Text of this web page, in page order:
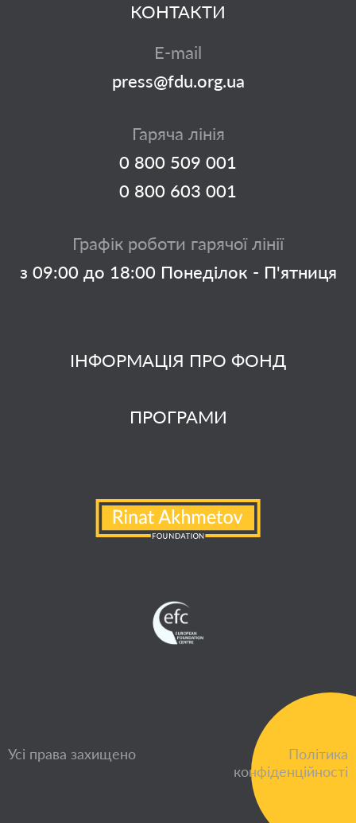
ІНФОРМАЦІЯ ПРО ФОНД
ПРОГРАМИ
КОНТАКТИ
E-mail
press@fdu.org.ua
Гаряча лінія
0 800 509 001
0 800 603 001
Графік роботи гарячої лінії
з 09:00 до 18:00 Понеділок - П'ятниця
Усі права захищено
Політика
конфіденційності